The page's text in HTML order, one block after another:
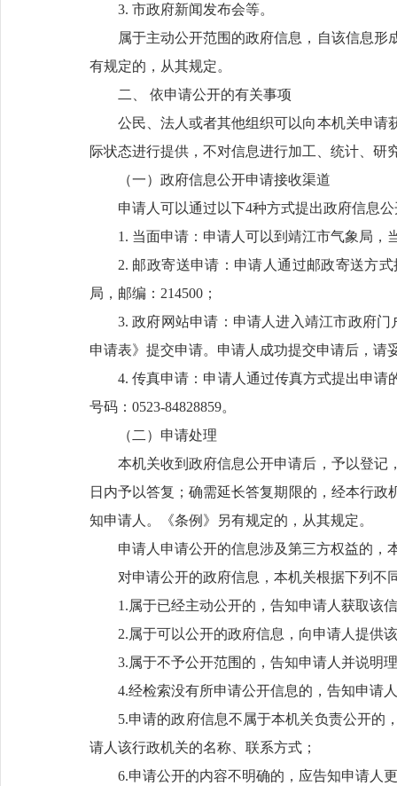
3. 市政府新闻发布会等。
属于主动公开范围的政府信息，自该信息
有规定的，从其规定。
二、 依申请公开的有关事项
公民、法人或者其他组织可以向本机关申请
际状态进行提供，不对信息进行加工、统计、研
（一）政府信息公开申请接收渠道
申请人可以通过以下4种方式提出政府信息
1. 当面申请：申请人可以到靖江市气象局
2. 邮政寄送申请：申请人通过邮政寄送方
局，邮编：214500；
3. 政府网站申请：申请人进入靖江市政府
申请表》提交申请。申请人成功提交申请后，请
4. 传真申请：申请人通过传真方式提出申
号码：0523-84828859。
（二）申请处理
本机关收到政府信息公开申请后，予以登记
日内予以答复；确需延长答复期限的，经本行
知申请人。《条例》另有规定的，从其规定。
申请人申请公开的信息涉及第三方权益的，
对申请公开的政府信息，本机关根据下列不
1.属于已经主动公开的，告知申请人获取该
2.属于可以公开的政府信息，向申请人提供
3.属于不予公开范围的，告知申请人并说明
4.经检索没有所申请公开信息的，告知申请
5.申请的政府信息不属于本机关负责公开的
请人该行政机关的名称、联系方式；
6.申请公开的内容不明确的，应告知申请人